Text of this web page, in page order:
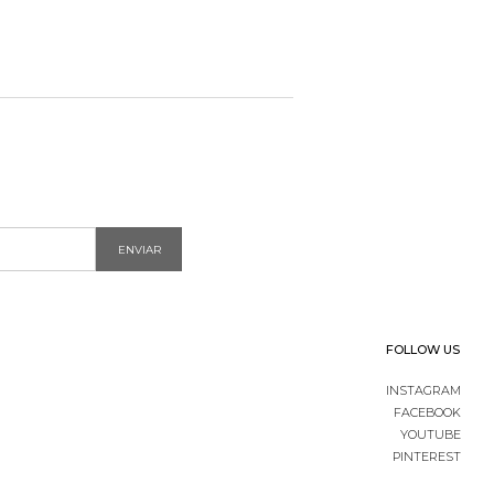
ENVIAR
FOLLOW US
INSTAGRAM
FACEBOOK
YOUTUBE
PINTEREST